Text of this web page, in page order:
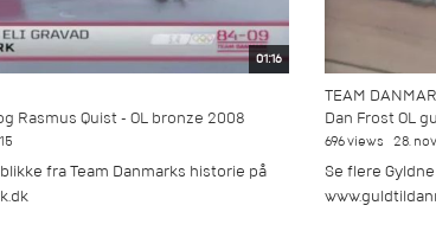
01:16
Rasmus Quist - OL bronze 2008
fra Team Danmarks historie på
TEAM
Dan Frost OL
696 views 28.
Se flere